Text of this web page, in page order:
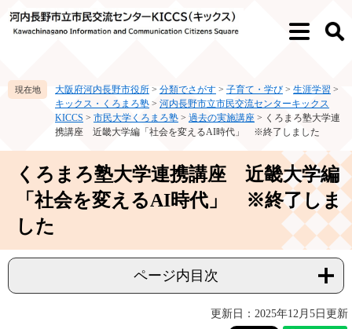
ー
ニ
メ
検
大阪府河内長野市役所 > 分類でさがす > 子育て・学び > 生涯学習 >
キックス・くろまろ塾 > 河内長野市立市民交流センターキックス
KICCS > 市民大学くろまろ塾 > 過去の実施講座 > くろまろ塾大学連
携講座 近畿大学編「社会を変えるAI時代」 ※終了しました
くろまろ塾大学連携講座 近畿大学編
「社会を変えるAI時代」 ※終了しま
した
ページ内目次
更新日：2025年12月5日更新